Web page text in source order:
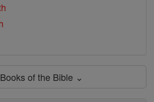
Books of the Bible ⌄